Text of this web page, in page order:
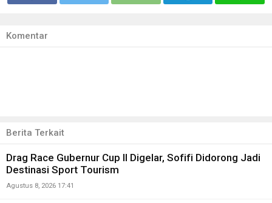
Komentar
Berita Terkait
Drag Race Gubernur Cup II Digelar, Sofifi Didorong Jadi
Destinasi Sport Tourism
Agustus 8, 2026 17:41